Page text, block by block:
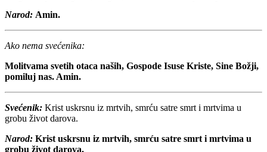
Narod: Amin.
Ako nema svećenika:
Molitvama svetih otaca naših, Gospode Isuse Kriste, Sine Božji,
pomiluj nas. Amin.
Svećenik: Krist uskrsnu iz mrtvih, smrću satre smrt i mrtvima u
grobu život darova.
Narod: Krist uskrsnu iz mrtvih, smrću satre smrt i mrtvima u
grobu život darova.